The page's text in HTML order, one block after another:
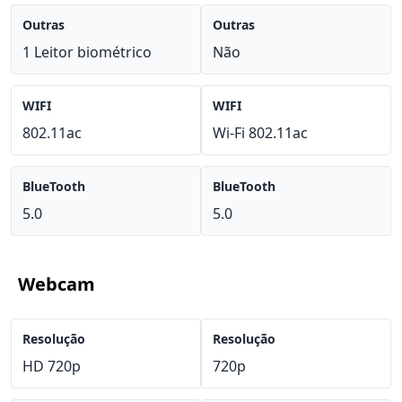
Outras
1 Leitor biométrico
WIFI
802.11ac
BlueTooth
5.0
Outras
Não
WIFI
Wi-Fi 802.11ac
BlueTooth
5.0
Webcam
Resolução
HD 720p
Resolução
720p